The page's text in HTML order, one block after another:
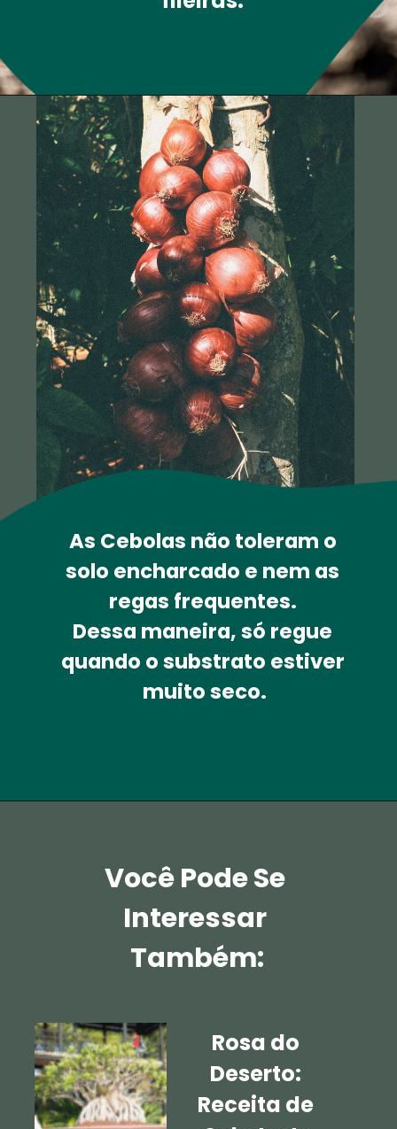
As Cebolas não toleram o
solo encharcado e nem as
regas frequentes.
Dessa maneira, só regue
quando o substrato estiver
muito seco.
Você Pode Se
Interessar
Também:
Rosa do
Deserto:
Receita de